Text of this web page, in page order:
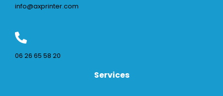
info@axprinter.com
06 26 65 58 20
Services